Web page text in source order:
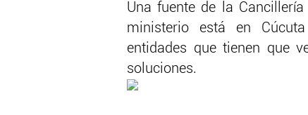
Una fuente de la
ministerio está en
entidades que tienen que
soluciones.